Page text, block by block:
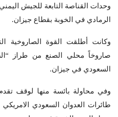
وحدات القناصة التابعة للجيش
الرمادي في الخوبة بقطاع جيزان.
وكانت أطلقت القوة الصاروخية
صاروخاً محلي الصنع من طراز
السعودي في جيزان.
وفي محاولة بائسة منها لوقف
طائرات العدوان السعودي